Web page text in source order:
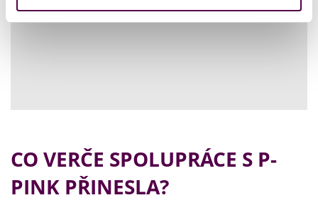
CO VERČE SPOLUPRÁCE S P-
PINK PŘINESLA?